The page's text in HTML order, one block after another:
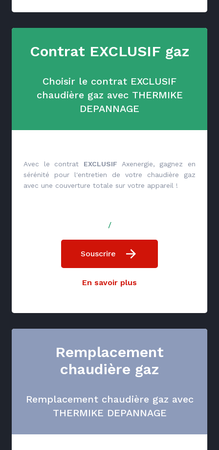
Contrat EXCLUSIF gaz
Choisir le contrat EXCLUSIF
chaudière gaz avec THERMIKE
DEPANNAGE
Avec le contrat EXCLUSIF Axenergie, gagnez en
sérénité pour l'entretien de votre chaudière gaz
avec une couverture totale sur votre appareil !
/
Souscrire
En savoir plus
Remplacement
chaudière gaz
Remplacement chaudière gaz avec
THERMIKE DEPANNAGE